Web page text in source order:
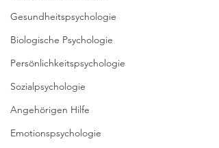
Gesundheitspsychologie
Biologische Psychologie
Persönlichkeitspsychologie
Sozialpsychologie
Angehörigen Hilfe
Emotionspsychologie